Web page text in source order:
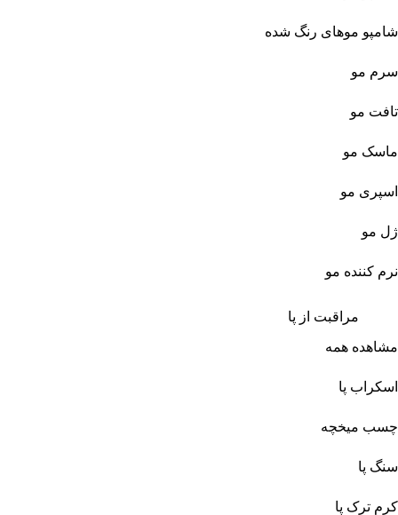
شامپو موهای رنگ شده
سرم مو
تافت مو
ماسک مو
اسپری مو
ژل مو
نرم کننده مو
مراقبت از پا
مشاهده همه
اسکراب پا
چسب میخچه
سنگ پا
کرم ترک پا